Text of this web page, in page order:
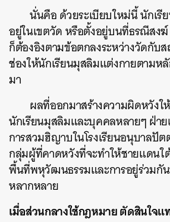
นั่นคือ ด้วยระเบียบใหม่นี้ นักเรี
อยู่ในเขตวัด หรือตั้งอยู่บนที่ธรณีสง
ก็ต้องอิงตามข้อตกลงระหว่างวัดกับ
ช่องให้นักเรียนมุสลิมแต่งกายตามห
มา
ผลที่ออกมาสร้างความผิดหวัง
นักเรียนมุสลิมและบุคคลหลายๆ ฝ่า
การสวมฮิญาบในโรงเรียนอนุบาลปั
กลุ่มผู้ที่คาดหวังที่จะทำให้ชายแดน
พื้นที่พหุวัฒนธรรมและการอยู่ร่วมกั
หลากหลาย
เมื่อส่วนกลางใช้กฎหมาย ตัดสินใจ